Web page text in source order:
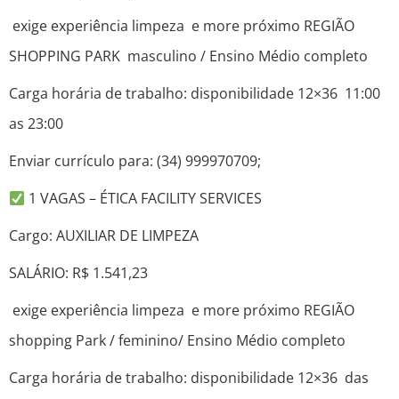
exige experiência limpeza e more próximo REGIÃO
SHOPPING PARK masculino / Ensino Médio completo
Carga horária de trabalho: disponibilidade 12×36 11:00
as 23:00
Enviar currículo para: (34) 999970709;
1 VAGAS – ÉTICA FACILITY SERVICES
Cargo: AUXILIAR DE LIMPEZA
SALÁRIO: R$ 1.541,23
exige experiência limpeza e more próximo REGIÃO
shopping Park / feminino/ Ensino Médio completo
Carga horária de trabalho: disponibilidade 12×36 das